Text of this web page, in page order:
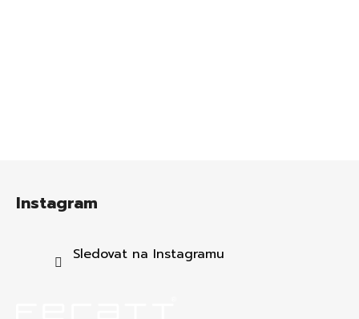
Instagram
Sledovat na Instagramu